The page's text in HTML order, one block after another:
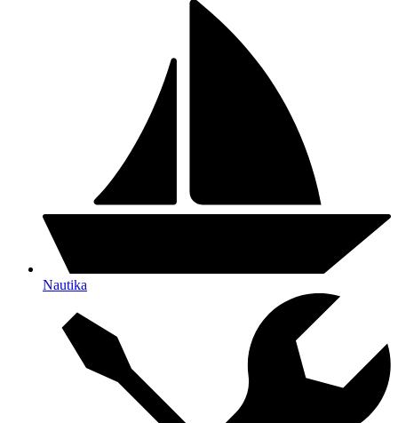
Nautika